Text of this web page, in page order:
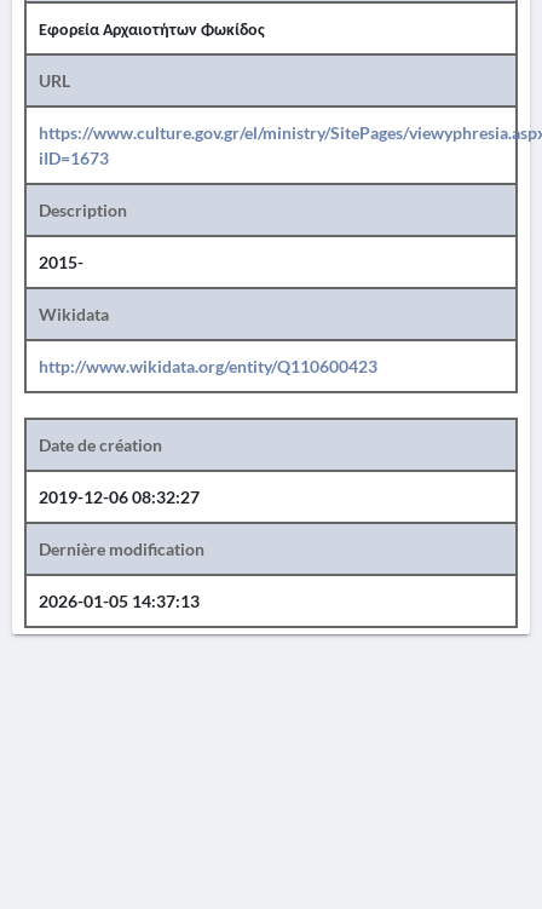
Εφορεία Αρχαιοτήτων Φωκίδος
URL
https://www.culture.gov.gr/el/ministry/SitePages/
iID=1673
Description
2015-
Wikidata
http://www.wikidata.org/entity/Q110600423
Date de création
2019-12-06 08:32:27
Dernière modification
2026-01-05 14:37:13